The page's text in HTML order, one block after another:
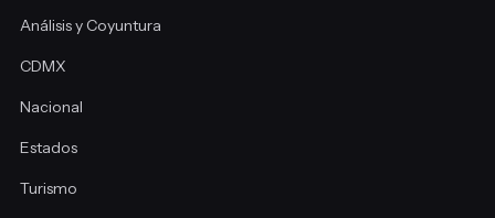
Análisis y Coyuntura
CDMX
Nacional
Estados
Turismo